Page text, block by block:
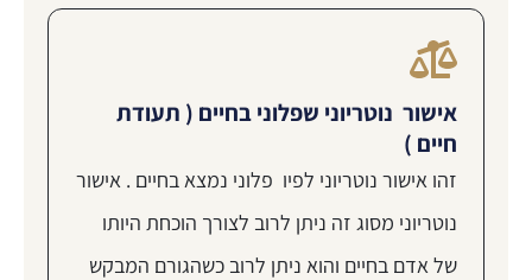
אישור נוטריוני שפלוני בחיים ( תעודת
חיים )
זהו אישור נוטריוני לפיו פלוני נמצא בחיים . אישור
נוטריוני מסוג זה ניתן לרוב לצורך הוכחת היותו
של אדם בחיים והוא ניתן לרוב כשהגורם המבקש